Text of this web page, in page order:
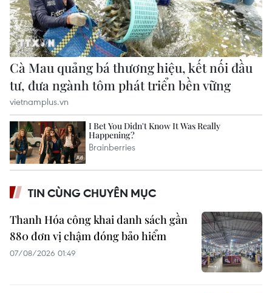
TIN CÙNG CHUYÊN MỤC
Thanh Hóa công khai danh sách gần
880 đơn vị chậm đóng bảo hiểm
07/08/2026 01:49